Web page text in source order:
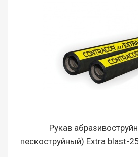
Рукав
пескоструйный) Extra blast-